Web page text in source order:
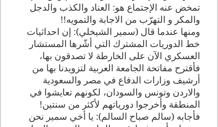
تمخض عنه الإجتماع هو: العناد والكذب والدجل
والمكر و التهرّب من الاجابة والتمويه!!
ومنها عندما قال (سمير الشيخلي): إن احداثيات
خط الدوريات المشترك التي أشّرها المستشار
العسكري الآن على الخارطة لا تصدقون بها،
فأقترح مفاتحة الجامعة العربية لتزويدنا بها من
أرشيف وزارات الدفاع في مصر والسعودية
والاردن وتونس والسودان، لكونهم تعايشوا في
المنطقة وأخرجوا دورياتهم لأكثر من سنتين!
فأجابه (سالم صباح السالم): يا أخي سمير نحن